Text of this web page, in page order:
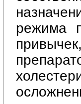
режима